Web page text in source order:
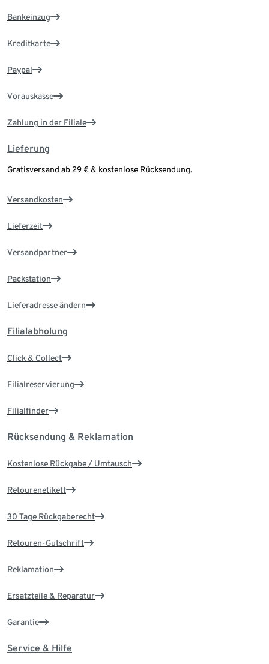
Bankeinzug
Kreditkarte
Paypal
Vorauskasse
Zahlung in der Filiale
Lieferung
Gratisversand ab 29 € & kostenlose Rücksendung.
Versandkosten
Lieferzeit
Versandpartner
Packstation
Lieferadresse ändern
Filialabholung
Click & Collect
Filialreservierung
Filialfinder
Rücksendung & Reklamation
Kostenlose Rückgabe / Umtausch
Retourenetikett
30 Tage Rückgaberecht
Retouren-Gutschrift
Reklamation
Ersatzteile & Reparatur
Garantie
Service & Hilfe